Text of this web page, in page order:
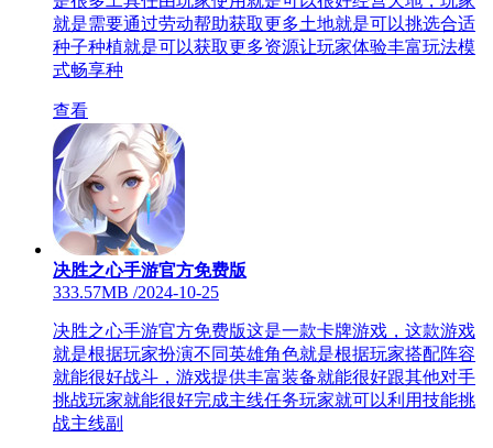
就是需要通过劳动帮助获取更多土地就是可以挑选合适
种子种植就是可以获取更多资源让玩家体验丰富玩法模
式畅享种
查看
决胜之心手游官方免费版
333.57MB /2024-10-25
决胜之心手游官方免费版这是一款卡牌游戏，这款游戏
就是根据玩家扮演不同英雄角色就是根据玩家搭配阵容
就能很好战斗，游戏提供丰富装备就能很好跟其他对手
挑战玩家就能很好完成主线任务玩家就可以利用技能挑
战主线副